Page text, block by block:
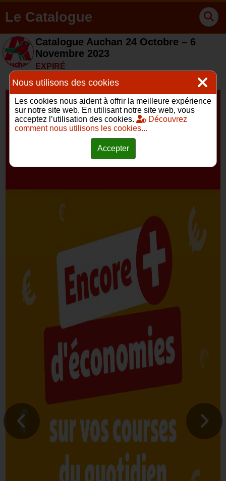
Le Catalogue
Catalogue Auchan 24 Octobre – 6
Novembre 2023
EXPIRÉ
Nous utilisons des cookies
Les cookies nous aident à offrir la meilleure expérience
sur notre site web. En utilisant notre site web, vous
acceptez l’utilisation des cookies.
Découvrez
comment nous utilisons les cookies...
Accepter